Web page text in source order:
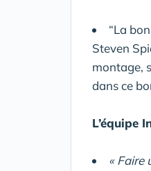
“La
Steven
montage,
dans ce
L’équipe
« Faire